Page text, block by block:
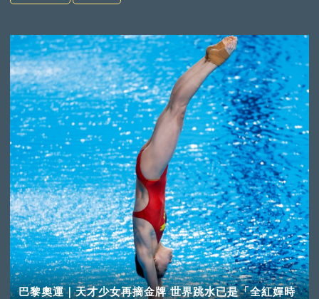
巴黎奧運｜天才少女再摘金牌 世界跳水已是「全紅嬋時